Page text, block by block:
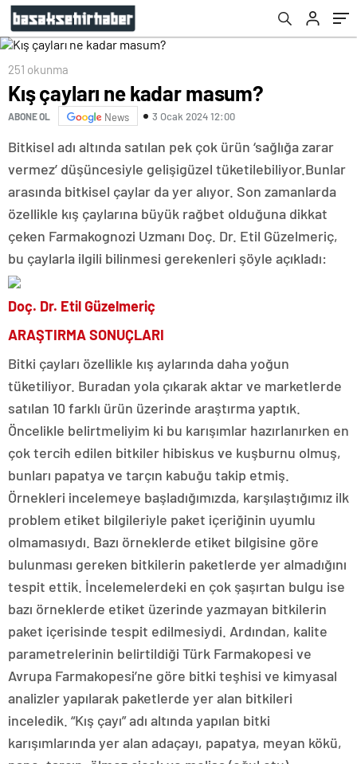
251 okunma
Kış çayları ne kadar masum?
ABONE OL News 3 Ocak 2024 12:00
Bitkisel adı altında satılan pek çok ürün ‘sağlığa zarar
vermez’ düşüncesiyle gelişigüzel tüketilebiliyor.Bunlar
arasında bitkisel çaylar da yer alıyor. Son zamanlarda
özellikle kış çaylarına büyük rağbet olduğuna dikkat
çeken Farmakognozi Uzmanı Doç. Dr. Etil Güzelmeriç,
bu çaylarla ilgili bilinmesi gerekenleri şöyle açıkladı:
Doç. Dr. Etil Güzelmeriç
ARAŞTIRMA SONUÇLARI
Bitki çayları özellikle kış aylarında daha yoğun
tüketiliyor. Buradan yola çıkarak aktar ve marketlerde
satılan 10 farklı ürün üzerinde araştırma yaptık.
Öncelikle belirtmeliyim ki bu karışımlar hazırlanırken en
çok tercih edilen bitkiler hibiskus ve kuşburnu olmuş,
bunları papatya ve tarçın kabuğu takip etmiş.
Örnekleri incelemeye başladığımızda, karşılaştığımız ilk
problem etiket bilgileriyle paket içeriğinin uyumlu
olmamasıydı. Bazı örneklerde etiket bilgisine göre
bulunması gereken bitkilerin paketlerde yer almadığını
tespit ettik. İncelemelerdeki en çok şaşırtan bulgu ise
bazı örneklerde etiket üzerinde yazmayan bitkilerin
paket içerisinde tespit edilmesiydi. Ardından, kalite
parametrelerinin belirtildiği Türk Farmakopesi ve
Avrupa Farmakopesi’ne göre bitki teşhisi ve kimyasal
analizler yapılarak paketlerde yer alan bitkileri
inceledik. “Kış çayı” adı altında yapılan bitki
karışımlarında yer alan adaçayı, papatya, meyan kökü,